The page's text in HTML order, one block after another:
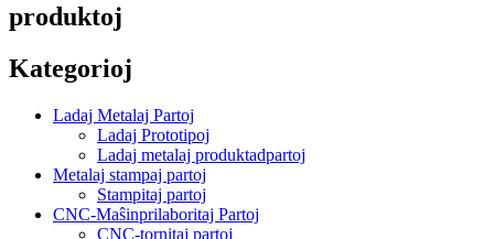
produktoj
Kategorioj
Ladaj Metalaj Partoj
Ladaj Prototipoj
Ladaj metalaj produktadpartoj
Metalaj stampaj partoj
Stampitaj partoj
CNC-Maŝinprilaboritaj Partoj
CNC-tornitaj partoj